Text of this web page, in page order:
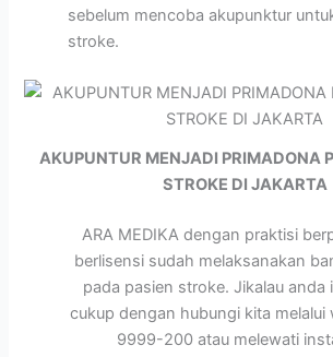
sebelum mencoba akupunktur
stroke.
AKUPUNTUR MENJADI PRIMADONA
STROKE DI JAKARTA
ARA MEDIKA dengan praktisi
berlisensi sudah melaksanakan
pada pasien stroke. Jikalau anda
cukup dengan hubungi kita
9999-200 atau melewati